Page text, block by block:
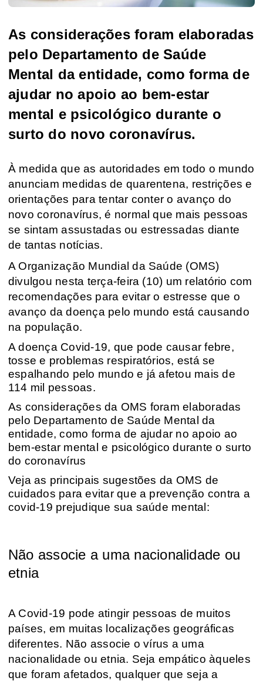
As considerações foram elaboradas
pelo Departamento de Saúde
Mental da entidade, como forma de
ajudar no apoio ao bem-estar
mental e psicológico durante o
surto do novo coronavírus.
À medida que as autoridades em todo o mundo
anunciam medidas de quarentena, restrições e
orientações para tentar conter o avanço do
novo coronavírus, é normal que mais pessoas
se sintam assustadas ou estressadas diante
de tantas notícias.
A Organização Mundial da Saúde (OMS)
divulgou nesta terça-feira (10) um relatório com
recomendações para evitar o estresse que o
avanço da doença pelo mundo está causando
na população.
A doença Covid-19, que pode causar febre,
tosse e problemas respiratórios, está se
espalhando pelo mundo e já afetou mais de
114 mil pessoas.
As considerações da OMS foram elaboradas
pelo Departamento de Saúde Mental da
entidade, como forma de ajudar no apoio ao
bem-estar mental e psicológico durante o surto
do coronavírus
Veja as principais sugestões da OMS de
cuidados para evitar que a prevenção contra a
covid-19 prejudique sua saúde mental:
Não associe a uma nacionalidade ou
etnia
A Covid-19 pode atingir pessoas de muitos
países, em muitas localizações geográficas
diferentes. Não associe o vírus a uma
nacionalidade ou etnia. Seja empático àqueles
que foram afetados, qualquer que seja a